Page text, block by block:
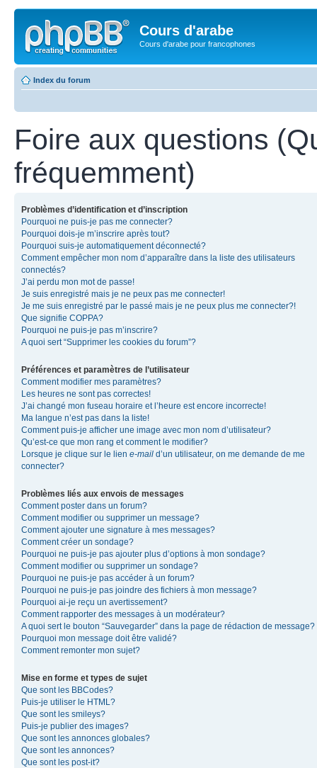
Cours d'arabe
Cours d'arabe pour francophones
Index du forum
Foire aux questions
fréquemment)
Problèmes d’identification et d’inscription
Pourquoi ne puis-je pas me connecter?
Pourquoi dois-je m’inscrire après tout?
Pourquoi suis-je automatiquement déconnecté?
Comment empêcher mon nom d’apparaître dans la liste des utilisateurs
connectés?
J’ai perdu mon mot de passe!
Je suis enregistré mais je ne peux pas me connecter!
Je me suis enregistré par le passé mais je ne peux plus me connecter?!
Que signifie COPPA?
Pourquoi ne puis-je pas m’inscrire?
A quoi sert “Supprimer les cookies du forum”?
Préférences et paramètres de l’utilisateur
Comment modifier mes paramètres?
Les heures ne sont pas correctes!
J’ai changé mon fuseau horaire et l’heure est encore incorrecte!
Ma langue n’est pas dans la liste!
Comment puis-je afficher une image avec mon nom d’utilisateur?
Qu’est-ce que mon rang et comment le modifier?
Lorsque je clique sur le lien e-mail d’un utilisateur, on me demande de me
connecter?
Problèmes liés aux envois de messages
Comment poster dans un forum?
Comment modifier ou supprimer un message?
Comment ajouter une signature à mes messages?
Comment créer un sondage?
Pourquoi ne puis-je pas ajouter plus d’options à mon sondage?
Comment modifier ou supprimer un sondage?
Pourquoi ne puis-je pas accéder à un forum?
Pourquoi ne puis-je pas joindre des fichiers à mon message?
Pourquoi ai-je reçu un avertissement?
Comment rapporter des messages à un modérateur?
A quoi sert le bouton “Sauvegarder” dans la page de rédaction de message?
Pourquoi mon message doit être validé?
Comment remonter mon sujet?
Mise en forme et types de sujet
Que sont les BBCodes?
Puis-je utiliser le HTML?
Que sont les smileys?
Puis-je publier des images?
Que sont les annonces globales?
Que sont les annonces?
Que sont les post-it?